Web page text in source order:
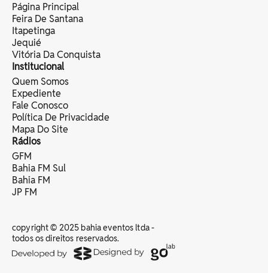
Página Principal
Feira De Santana
Itapetinga
Jequié
Vitória Da Conquista
Institucional
Quem Somos
Expediente
Fale Conosco
Política De Privacidade
Mapa Do Site
Rádios
GFM
Bahia FM Sul
Bahia FM
JP FM
copyright © 2025 bahia eventos ltda -
todos os direitos reservados.